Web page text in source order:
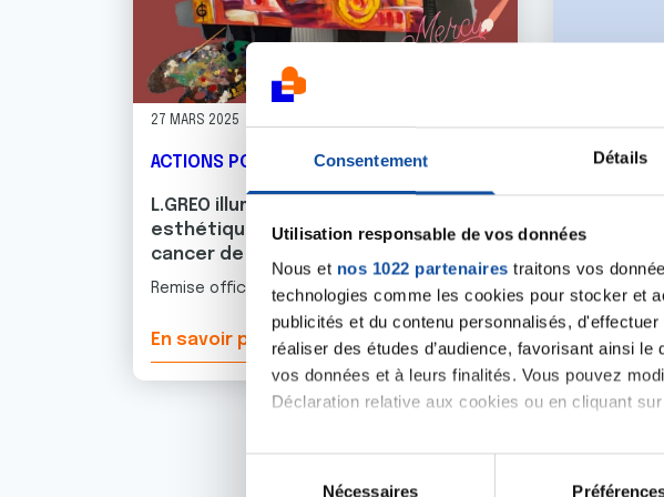
Consentement Détails
Utilisation responsable de vos données
Nous et nos 1022 partenaires traitons vos
technologies comme les cookies pour stocker et
publicités et du contenu personnalisés,
réaliser des études d’audience, favorisant ainsi
vos données et à leurs finalités. Vous pouvez
Déclaration relative aux cookies ou en cliquant
Si vous le permettez, nous aimerions également :
Collecter des informations sur votre
Nécessaires
27 MARS 2025
ACTIONS POUR LES PERSONNES MALADES
L.GREO illumine la salle de socio-
esthétique de la Ligue contre le
cancer de l'Orne
Remise officielle de deux œuvres personnalisées, de M. Laurent
En savoir plus
ACTIONS
du travail
En savoir